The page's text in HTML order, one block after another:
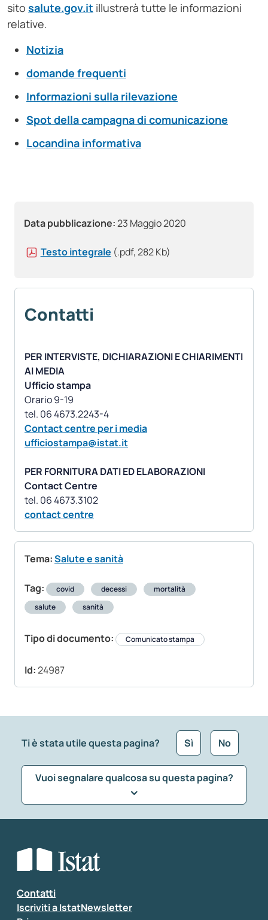
Data pubblicazione:23 Maggio 2020
Testo integrale (.pdf, 282 Kb)
Contatti
PER INTERVISTE, DICHIARAZIONI E CHIARIMENTI
AI MEDIA
Ufficio stampa
Orario 9-19
Contact centre per i media
ufficiostampa@istat.it
PER FORNITURA DATI ED ELABORAZIONI
Contact Centre
contact centre
Tema:Salute e sanità
Tag: covid decessi
mortalità
salute
sanità
Tipo di documento: Comunicato stampa
Id:24987
sito salute.gov.it illustrerà tutte le informazioni
relative.
Notizia
domande frequenti
Informazioni sulla rilevazione
Spot della campagna di comunicazione
Locandina informativa
Ti è stata utile questa pagina? Sì No
Vuoi segnalare qualcosa su questa pagina?
Seleziona la tipologia della segnalazione
Inserisci il tuo commento
Contatti
Iscriviti a IstatNewsletter